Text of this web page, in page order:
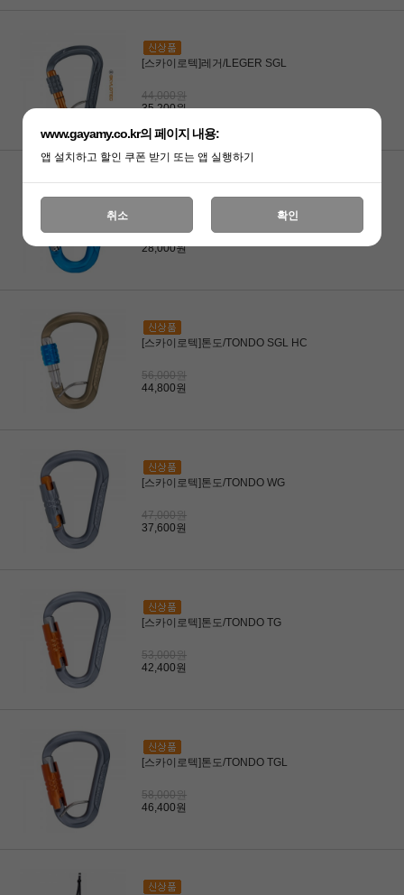
[스카이로텍]레거/LEGER SGL
44,000원
35,200원
[스카이로텍]톤도/TONDO SG
35,000원
28,000원
[스카이로텍]톤도/TONDO SGL HC
56,000원
44,800원
[스카이로텍]톤도/TONDO WG
47,000원
37,600원
[스카이로텍]톤도/TONDO TG
53,000원
42,400원
[스카이로텍]톤도/TONDO TGL
58,000원
46,400원
www.gayamy.co.kr의 페이지 내용:
앱 설치하고 할인 쿠폰 받기 또는 앱 실행하기
취소 확인